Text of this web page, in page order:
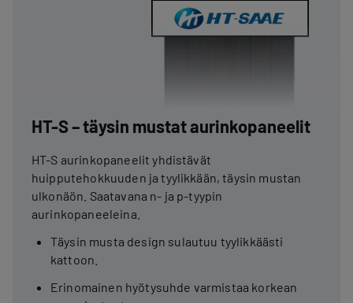
HT-S – täysin mustat aurinkopaneelit
HT-S aurinkopaneelit yhdistävät
huipputehokkuuden ja tyylikkään, täysin mustan
ulkonäön. Saatavana n- ja p-tyypin
aurinkopaneeleina.
Täysin musta design sulautuu tyylikkäästi
kattoon.
Erinomainen hyötysuhde varmistaa korkean